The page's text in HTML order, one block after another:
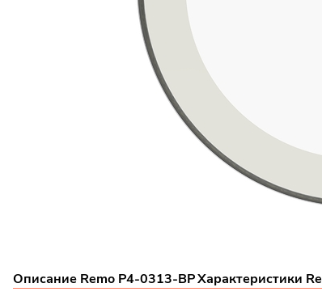
Описание Remo P4-0313-BPХарактеристики